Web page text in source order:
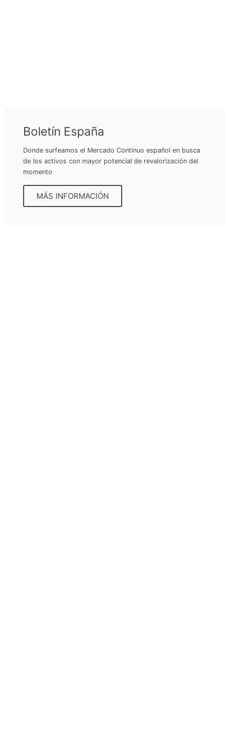
Boletín España
Donde surfeamos el Mercado Continuo español en busca
de los activos con mayor potencial de revalorización del
momento
MÁS INFORMACIÓN